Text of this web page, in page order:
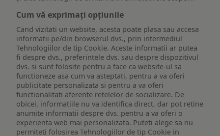
Cum vă exprimați opțiunile
Cand vizitati un website, acesta poate plasa sau accesa
informatii pe/din browserul dvs., prin intermediul
Tehnologiilor de tip Cookie. Aceste informatii ar putea
fi despre dvs., preferintele dvs. sau despre dispozitivul
dvs. si sunt folosite pentru a face ca website-ul sa
functioneze asa cum va asteptati, pentru a va oferi
publicitate personalizata si pentru a va oferi
functionalitati aferente retelelor de socializare. De
obicei, informatiile nu va identifica direct, dar pot retine
anumite informatii despre dvs. pentru a va oferi o
experienta web mai personalizata. Puteti alege sa nu
permiteti folosirea Tehnologiilor de tip Cookie in